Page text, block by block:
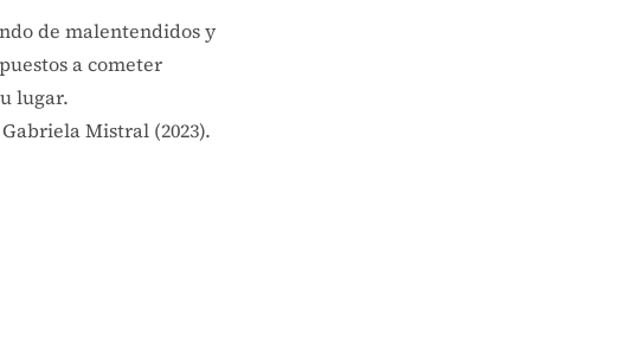
de malentendidos y
a cometer
lugar.
Mistral (2023).